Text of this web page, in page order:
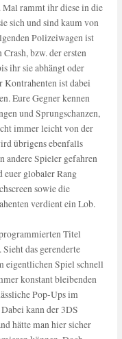
rammt ihr diese in die
sich und sind kaum von
Polizeiwagen ist
Crash, bzw. der ersten
ihr sie abhängt oder
Kontrahenten ist dabei
Eure Gegner kennen
und Sprungschanzen,
immer leicht von der
übrigens ebenfalls
andere Spieler gefahren
euer globaler Rang
sowie die
verdient ein Lob.
Titel
das gerenderte
eigentlichen Spiel schnell
konstant bleibenden
Pop-Ups im
kann der 3DS
hätte man hier sicher